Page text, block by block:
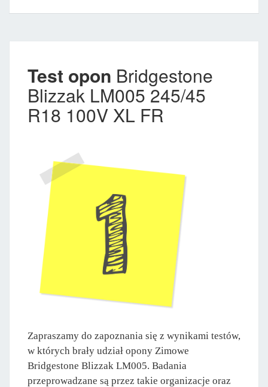
Test opon Bridgestone
Blizzak LM005 245/45
R18 100V XL FR
Zapraszamy do zapoznania się z wynikami testów,
w których brały udział opony Zimowe
Bridgestone Blizzak LM005. Badania
przeprowadzane są przez takie organizacje oraz